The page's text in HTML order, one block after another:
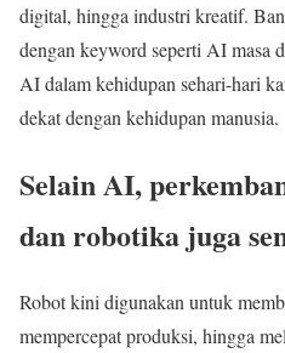
digital, hingga industri kreatif.
dengan keyword seperti AI masa
AI dalam kehidupan sehari-hari
dekat dengan kehidupan manusia.
Selain AI,
dan robotika juga
Robot kini digunakan untuk
mempercepat produksi, hingga